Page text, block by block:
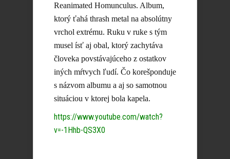
Reanimated Homunculus. Album,
ktorý ťahá thrash metal na absolútny
vrchol extrému. Ruku v ruke s tým
musel ísť aj obal, ktorý zachytáva
človeka povstávajúceho z ostatkov
iných mŕtvych ľudí. Čo korešponduje
s názvom albumu a aj so samotnou
situáciou v ktorej bola kapela.
https://www.youtube.com/watch?
v=-1Hhb-QS3X0